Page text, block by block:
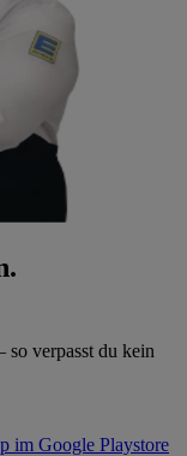
verpasst du kein
im Google Playstore